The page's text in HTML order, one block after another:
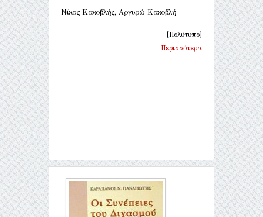
Νίκος Κοκοβλής, Αργυρώ Κοκοβλή
[Πολύτυπο]
Περισσότερα